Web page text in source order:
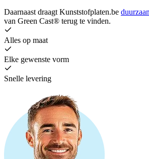
Daarnaast draagt Kunststofplaten.be
van Green Cast® terug te vinden.
Alles op maat
Elke gewenste vorm
Snelle levering